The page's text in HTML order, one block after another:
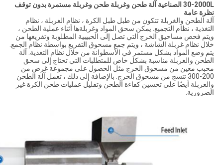
30-2000L الصناعية آلة طحن وغربلة طحن وغربلة مستمرة بدون توقف
نظرة عامة
آلة الطحن والغربلة تتكون من طبل طبل الكرة ، نظام الغربلة ، نظام
التغذية ، نظام التجميع. يمكن سحق المواد وغربلةها أثناء عملية الطحن ،
ويتم فحص مساحيق الخرج التي تصل إلى الحبيبية المطلوبة وتفريغها من
خلال نظام غربلة الشاشة ، ويتم جمع مسحوق التفريغ بواسطة نظام الجمع.
يتم وضع المواد بشكل مستمر في الأسطوانة من خلال نظام التغذية. آلة
الطحن والغربلة مناسبة بشكل خاص للمتطلبات التي تحتاج إلى سحق
محبب معين من مسحوق الخرج مثل الحصول على مجموعة غرض من
200-300 تنسج من مسحوق الخرج.
بالإضافة إلى ذلك ، تعمل آلة الطحن
والغربلة أيضًا على تحسين كفاءة الطحن وتقليل عمليات طحن الكرة غير
الضرورية.